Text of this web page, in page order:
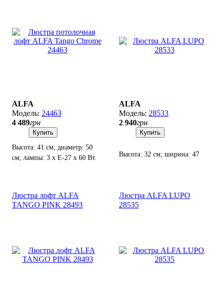
ALFA
24463
4 489грн
Купить
Высота: 41 см; диаметр: 50
см; лампы: 3 х Е-27 х 60 Вт.
ALFA
28533
2 940грн
Купить
Высота: 32 см; ширина: 47
Люстра лофт ALFA
TANGO PINK 28493
Люстра ALFA LUPO
28535